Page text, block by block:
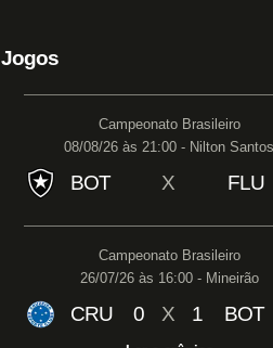
Jogos
Campeonato Brasileiro
08/08/26 às 21:00 - Nilton Santos
BOT X FLU
Campeonato Brasileiro
26/07/26 às 16:00 - Mineirão
CRU 0 X 1 BOT